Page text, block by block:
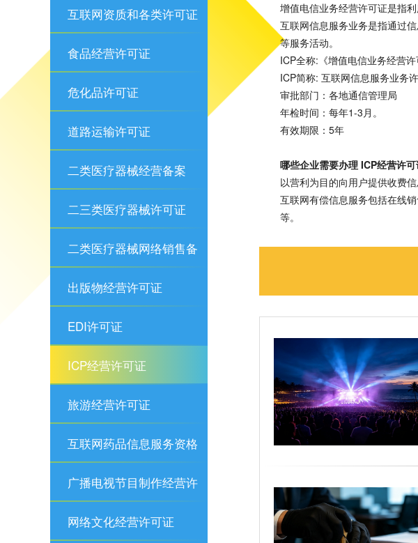
许可证
互联网资质和各类许可证
食品经营许可证
危化品许可证
道路运输许可证
二类医疗器械经营备案
二三类医疗器械许可证
二类医疗器械网络销售备
案
出版物经营许可证
EDI许可证
ICP经营许可证
旅游经营许可证
互联网药品信息服务资格
证
广播电视节目制作经营许
可证
网络文化经营许可证
增值电信业务经营许可证是指
互联网信息服务业务是指通过
等服务活动。
ICP全称:《增值电信业务经营
ICP简称: 互联网信息服务业务
审批部门：各地通信管理局
年检时间：每年1-3月。
有效期限：5年
哪些企业需要办理 ICP经营许
以营利为目的向用户提供收费
互联网有偿信息服务包括在线
等。